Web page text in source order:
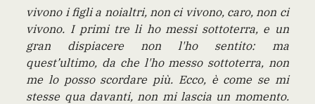
vivono i figli a noialtri, non ci vivono, caro, non ci
vivono. I primi tre li ho messi sottoterra, e un
gran dispiacere non l'ho sentito: ma
quest’ultimo, da che l'ho messo sottoterra, non
me lo posso scordare più. Ecco, è come se mi
stesse qua davanti, non mi lascia un momento.